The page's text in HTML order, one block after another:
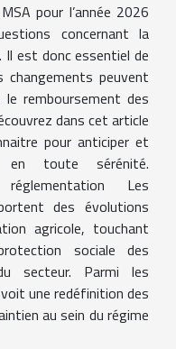
pour l’année 2026
concernant la
Il est donc essentiel de
changements peuvent
remboursement des
dans cet article
pour anticiper et
en toute sérénité.
Les
des évolutions
agricole, touchant
sociale des
secteur. Parmi les
une redéfinition des
au sein du régime